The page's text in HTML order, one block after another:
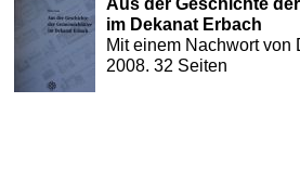
im Dekanat Erbach
Mit einem Nachwort von
2008. 32 Seiten